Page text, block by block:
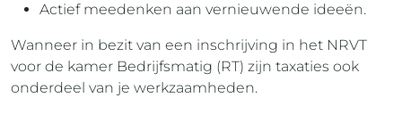
Actief meedenken aan vernieuwende ideeën.
Wanneer in bezit van een inschrijving in het NRVT
voor de kamer Bedrijfsmatig (RT) zijn taxaties ook
onderdeel van je werkzaamheden.